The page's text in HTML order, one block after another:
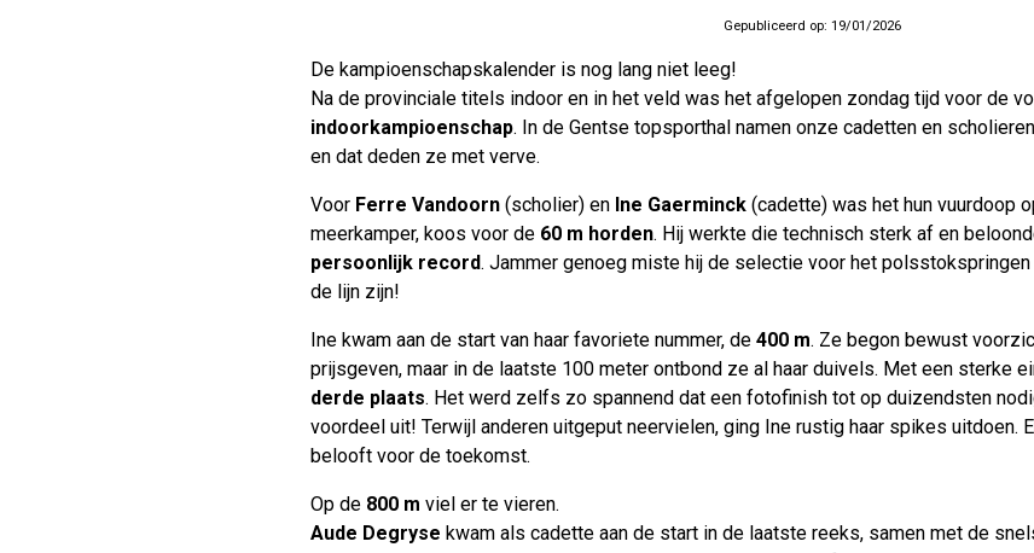
Gepubliceerd op: 19/01/2026
De kampioenschapskalender is nog lang niet leeg!
Na de provinciale titels indoor en in het veld was het afgelopen zondag tijd voor de
indoorkampioenschap. In de Gentse topsporthal namen onze cadetten en
en dat deden ze met verve.
Voor Ferre Vandoorn(scholier) en Ine Gaerminck(cadette) was het hun vuurdoop
meerkamper, koos voor de 60 m horden. Hij werkte die technisch sterk af en
persoonlijk record. Jammer genoeg miste hij de selectie voor het
de lijn zijn!
Ine kwam aan de start van haar favoriete nummer, de 400 m. Ze begon bewust
prijsgeven, maar in de laatste 100 meter ontbond ze al haar duivels. Met een sterke
derde plaats. Het werd zelfs zo spannend dat een fotofinish tot op duizendsten
voordeel uit! Terwijl anderen uitgeput neervielen, ging Ine rustig haar spikes uitdoen.
belooft voor de toekomst.
Op de 800 m viel er te vieren.
Aude Degryse kwam als cadette aan de start in de laatste reeks, samen met de